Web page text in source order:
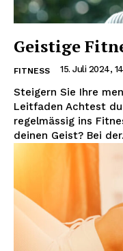
Geistige
FITNESS 15. Juli 2024,
Steigern Sie Ihre
Leitfaden Achtest
regelmässig ins
deinen Geist? Bei